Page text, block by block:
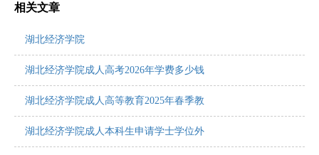
相关文章
湖北经济学院
湖北经济学院成人高考2026年学费多少钱
湖北经济学院成人高等教育2025年春季教
湖北经济学院成人本科生申请学士学位外